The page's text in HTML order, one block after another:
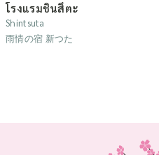
โรงแรมชินสึตะ
Shintsuta
雨情の宿 新つた